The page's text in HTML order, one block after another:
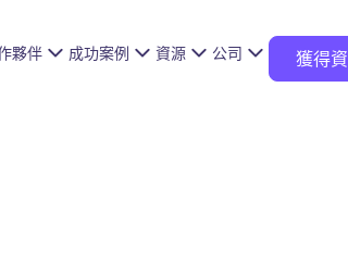
夥伴 成功案例 資源 公司 獲得